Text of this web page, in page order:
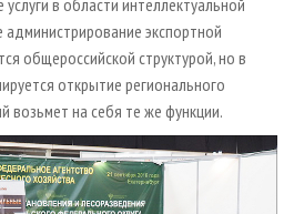
в области интеллектуальной
экспортной
общероссийской структурой, но в
открытие регионального
возьмет на себя те же функции.